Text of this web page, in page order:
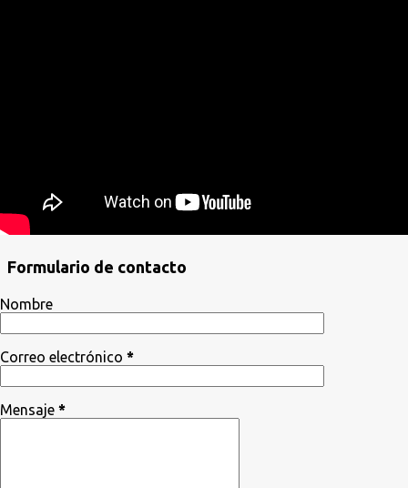
Formulario de contacto
Nombre
Correo electrónico *
Mensaje *